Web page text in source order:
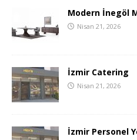
Modern İnegöl
Nisan 21, 2026
İzmir Catering
Nisan 21, 2026
İzmir Personel